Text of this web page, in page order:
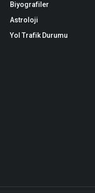
Biyografiler
Astroloji
Yol Trafik Durumu